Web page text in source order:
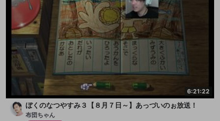
6:21:22
ぼくのなつやすみ３【８月７日～】あっづいのぉ放送！
布団ちゃん